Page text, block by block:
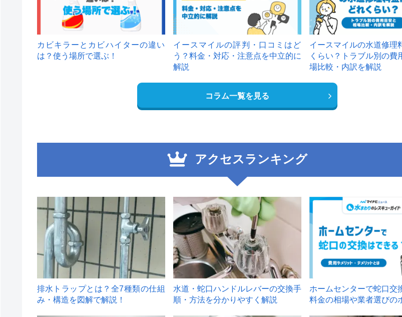
カビキラーとカビハイターの違い
は？使う場所で選ぶ！
イースマイルの評判・口コミはど
う？料金・対応・注意点を中立的に
解説
イースマイルの水道修理
くらい？トラブル別の費
場比較・内訳を解説
コラム一覧を見る
アクセスランキング
1
排水トラップとは？全7種類の仕組
み・構造を図解で解説！
2
水道・蛇口ハンドルレバーの交換手
順・方法を分かりやすく解説
ホームセンターで蛇口交
料金の相場や業者選びの